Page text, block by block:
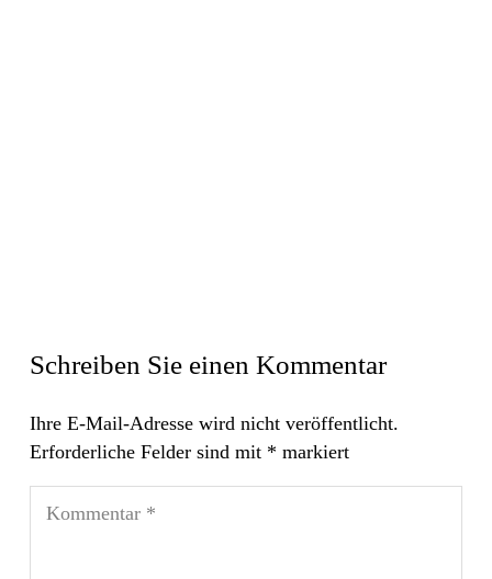
Schreiben Sie einen Kommentar
Ihre E-Mail-Adresse wird nicht veröffentlicht.
Erforderliche Felder sind mit * markiert